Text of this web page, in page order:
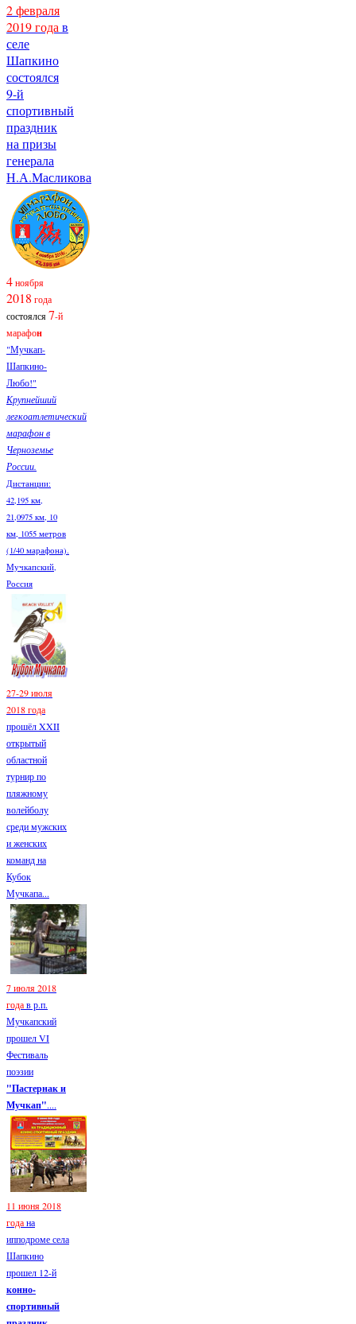
2 февраля
2019 года в
селе
Шапкино
состоялся
9-й
спортивный
праздник
на призы
генерала
Н.А.Масликова
4ноября
2018 года
состоялся7-й
марафон
"Мучкап-
Шапкино-
Любо!"
Крупнейший
легкоатлетический
марафон в
Черноземье
России.
Дистанции:
42,195 км,
21,0975 км, 10
км, 1055 метров
(1/40 марафона).
Мучкапский,
Россия
27-29 июля
2018 года
прошёл XXII
открытый
областной
турнир по
пляжному
волейболу
среди мужских
и женских
команд на
Кубок
Мучкапа...
7 июля 2018
годав р.п.
Мучкапский
прошел VI
Фестиваль
поэзии
"Пастернак и
Мучкап"....
11 июня 2018
годана
ипподроме села
Шапкино
прошел 12-й
конно-
спортивный